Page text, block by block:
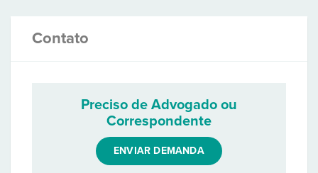
Contato
Preciso de Advogado ou
Correspondente
ENVIAR DEMANDA